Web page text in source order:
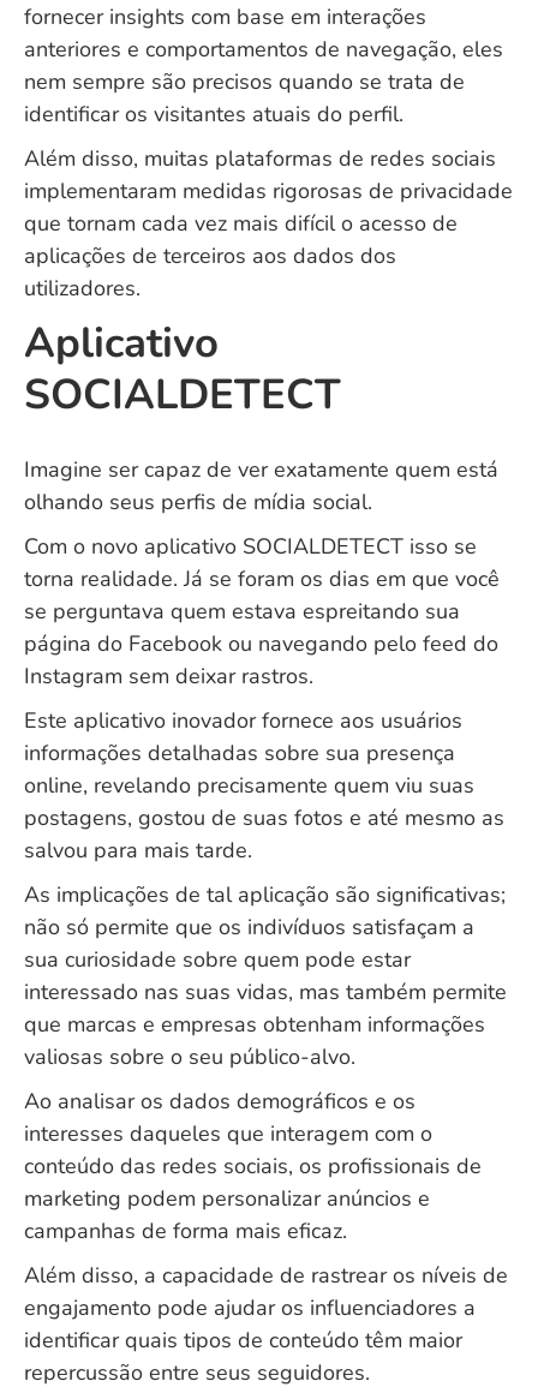
fornecer insights com base em interações
anteriores e comportamentos de navegação, eles
nem sempre são precisos quando se trata de
identificar os visitantes atuais do perfil.
Além disso, muitas plataformas de redes sociais
implementaram medidas rigorosas de privacidade
que tornam cada vez mais difícil o acesso de
aplicações de terceiros aos dados dos
utilizadores.
Aplicativo
SOCIALDETECT
Imagine ser capaz de ver exatamente quem está
olhando seus perfis de mídia social.
Com o novo aplicativo SOCIALDETECT isso se
torna realidade. Já se foram os dias em que você
se perguntava quem estava espreitando sua
página do Facebook ou navegando pelo feed do
Instagram sem deixar rastros.
Este aplicativo inovador fornece aos usuários
informações detalhadas sobre sua presença
online, revelando precisamente quem viu suas
postagens, gostou de suas fotos e até mesmo as
salvou para mais tarde.
As implicações de tal aplicação são significativas;
não só permite que os indivíduos satisfaçam a
sua curiosidade sobre quem pode estar
interessado nas suas vidas, mas também permite
que marcas e empresas obtenham informações
valiosas sobre o seu público-alvo.
Ao analisar os dados demográficos e os
interesses daqueles que interagem com o
conteúdo das redes sociais, os profissionais de
marketing podem personalizar anúncios e
campanhas de forma mais eficaz.
Além disso, a capacidade de rastrear os níveis de
engajamento pode ajudar os influenciadores a
identificar quais tipos de conteúdo têm maior
repercussão entre seus seguidores.